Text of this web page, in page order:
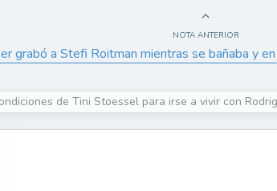
NOTA ANTERIOR
grabó a Stefi Roitman mientras se bañaba y
de Tini Stoessel para irse a vivir con